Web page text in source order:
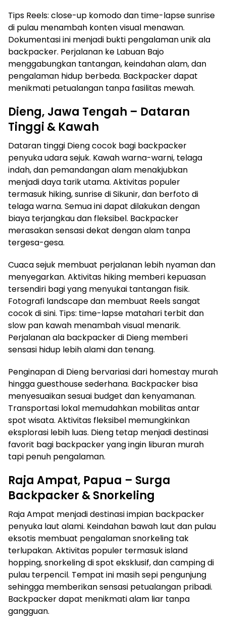
Tips Reels: close-up komodo dan time-lapse sunrise
di pulau menambah konten visual menawan.
Dokumentasi ini menjadi bukti pengalaman unik ala
backpacker. Perjalanan ke Labuan Bajo
menggabungkan tantangan, keindahan alam, dan
pengalaman hidup berbeda. Backpacker dapat
menikmati petualangan tanpa fasilitas mewah.
Dieng, Jawa Tengah – Dataran
Tinggi & Kawah
Dataran tinggi Dieng cocok bagi backpacker
penyuka udara sejuk. Kawah warna-warni, telaga
indah, dan pemandangan alam menakjubkan
menjadi daya tarik utama. Aktivitas populer
termasuk hiking, sunrise di Sikunir, dan berfoto di
telaga warna. Semua ini dapat dilakukan dengan
biaya terjangkau dan fleksibel. Backpacker
merasakan sensasi dekat dengan alam tanpa
tergesa-gesa.
Cuaca sejuk membuat perjalanan lebih nyaman dan
menyegarkan. Aktivitas hiking memberi kepuasan
tersendiri bagi yang menyukai tantangan fisik.
Fotografi landscape dan membuat Reels sangat
cocok di sini. Tips: time-lapse matahari terbit dan
slow pan kawah menambah visual menarik.
Perjalanan ala backpacker di Dieng memberi
sensasi hidup lebih alami dan tenang.
Penginapan di Dieng bervariasi dari homestay murah
hingga guesthouse sederhana. Backpacker bisa
menyesuaikan sesuai budget dan kenyamanan.
Transportasi lokal memudahkan mobilitas antar
spot wisata. Aktivitas fleksibel memungkinkan
eksplorasi lebih luas. Dieng tetap menjadi destinasi
favorit bagi backpacker yang ingin liburan murah
tapi penuh pengalaman.
Raja Ampat, Papua – Surga
Backpacker & Snorkeling
Raja Ampat menjadi destinasi impian backpacker
penyuka laut alami. Keindahan bawah laut dan pulau
eksotis membuat pengalaman snorkeling tak
terlupakan. Aktivitas populer termasuk island
hopping, snorkeling di spot eksklusif, dan camping di
pulau terpencil. Tempat ini masih sepi pengunjung
sehingga memberikan sensasi petualangan pribadi.
Backpacker dapat menikmati alam liar tanpa
gangguan.